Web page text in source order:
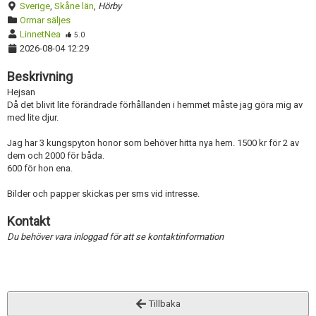
Sverige, Skåne län, Hörby
Ormar säljes
LinnetNea
5.0
2026-08-04 12:29
Beskrivning
Hejsan
Då det blivit lite förändrade förhållanden i hemmet måste jag göra mig av
med lite djur.
Jag har 3 kungspyton honor som behöver hitta nya hem. 1500 kr för 2 av
dem och 2000 för båda.
600 för hon ena.
Bilder och papper skickas per sms vid intresse.
Kontakt
Du behöver vara inloggad för att se kontaktinformation
Tillbaka